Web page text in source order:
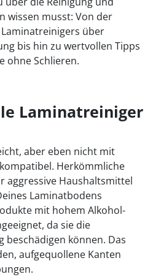
wissen musst: Von der
über
bis hin zu wertvollen Tipps
ohne Schlieren.
Laminatreiniger
aber eben nicht mit
Herkömmliche
aggressive Haushaltsmittel
Laminatbodens
mit hohem Alkohol-
da sie die
beschädigen können. Das
aufgequollene Kanten